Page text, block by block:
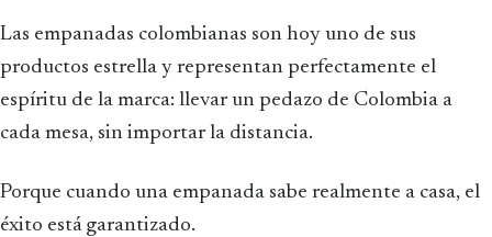
Las empanadas colombianas son hoy uno de sus
productos estrella y representan perfectamente el
espíritu de la marca: llevar un pedazo de Colombia a
cada mesa, sin importar la distancia.
Porque cuando una empanada sabe realmente a casa, el
éxito está garantizado.